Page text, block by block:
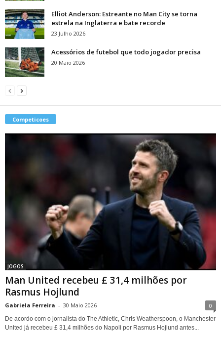
Elliot Anderson: Estreante no Man City se torna
estrela na Inglaterra e bate recorde
23 Julho 2026
Acessórios de futebol que todo jogador precisa
20 Maio 2026
Competicoes
JOGOS
Man United recebeu £ 31,4 milhões por
Rasmus Hojlund
Gabriela Ferreira - 30 Maio 2026 0
De acordo com o jornalista do The Athletic, Chris Weatherspoon, o Manchester
United já recebeu £ 31,4 milhões do Napoli por Rasmus Hojlund antes...